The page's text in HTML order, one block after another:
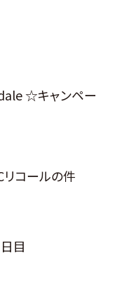
☆キャンペー
コールの件
目